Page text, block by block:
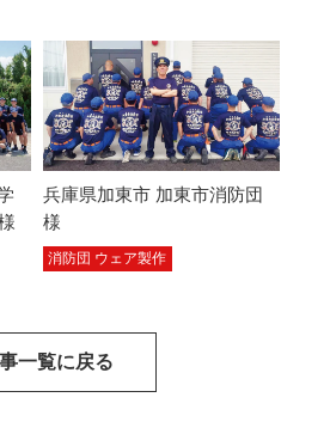
兵庫県加東市 加東市消防団
様
消防団 ウェア製作
一覧に戻る